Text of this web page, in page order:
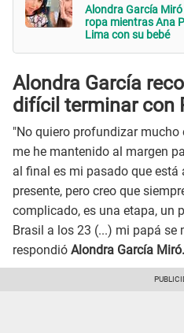
Alondra García
ropa mientras Ana
Lima con su bebé
Alondra García
difícil terminar con
"No quiero profundizar mucho
me he mantenido al margen
al final es mi pasado que está
presente, pero creo que
complicado, es una etapa, un
Brasil a los 23 (...) mi papá se
respondió Alondra García Miró.